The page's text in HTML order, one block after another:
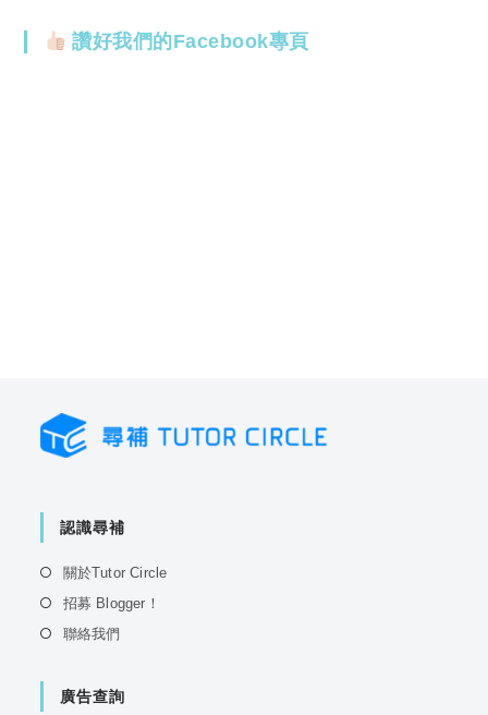
讚好我們的Facebook專頁
認識尋補
關於Tutor CircleOpens
招募 Blogger！
聯絡我們
new
廣告查詢